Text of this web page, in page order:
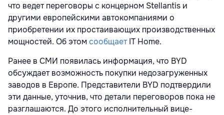
что ведет переговоры с концерном Stellantis и
другими европейскими автокомпаниями о
приобретении их простаивающих производственных
мощностей. Об этомсообщаетIT Home.
Ранее в СМИ появилась информация, что BYD
обсуждает возможность покупки недозагруженных
заводов в Европе. Представители BYD подтвердили
эти данные, уточнив, что детали переговоров пока не
разглашаются. До этого исполнительный вице-